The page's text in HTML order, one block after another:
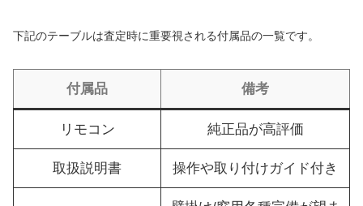
下記のテーブルは査定時に重要視される付属品の一覧です。
付属品 備考
リモコン 純正品が高評価
取扱説明書 操作や取り付けガイド付き